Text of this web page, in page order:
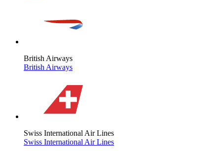
British Airways
British Airways
Swiss International Air Lines
Swiss International Air Lines